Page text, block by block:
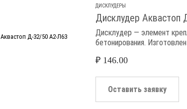
ДИСКЛУДЕРЫ
Дисклудер
Дисклудер — элемент
бетонирования.
₽146.00
Оставить заявку